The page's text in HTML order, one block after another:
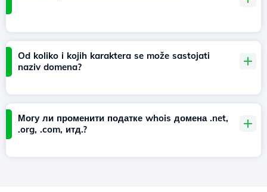
Od koliko i kojih karaktera se može sastojati
naziv domena?
Могу ли променити податке whois домена .net,
.org, .com, итд.?